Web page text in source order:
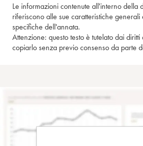
Le informazioni contenute all'interno della
riferiscono alle sue caratteristiche
specifiche dell'annata.
Attenzione: questo testo è tutelato dai
copiarlo senza previo consenso da parte